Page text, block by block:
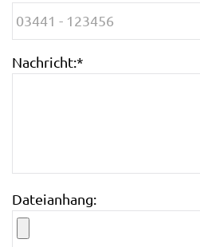
Nachricht:*
Dateianhang: